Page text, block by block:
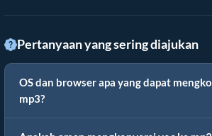
Pertanyaan yang sering diajukan
OS dan browser apa yang dapat
mp3?